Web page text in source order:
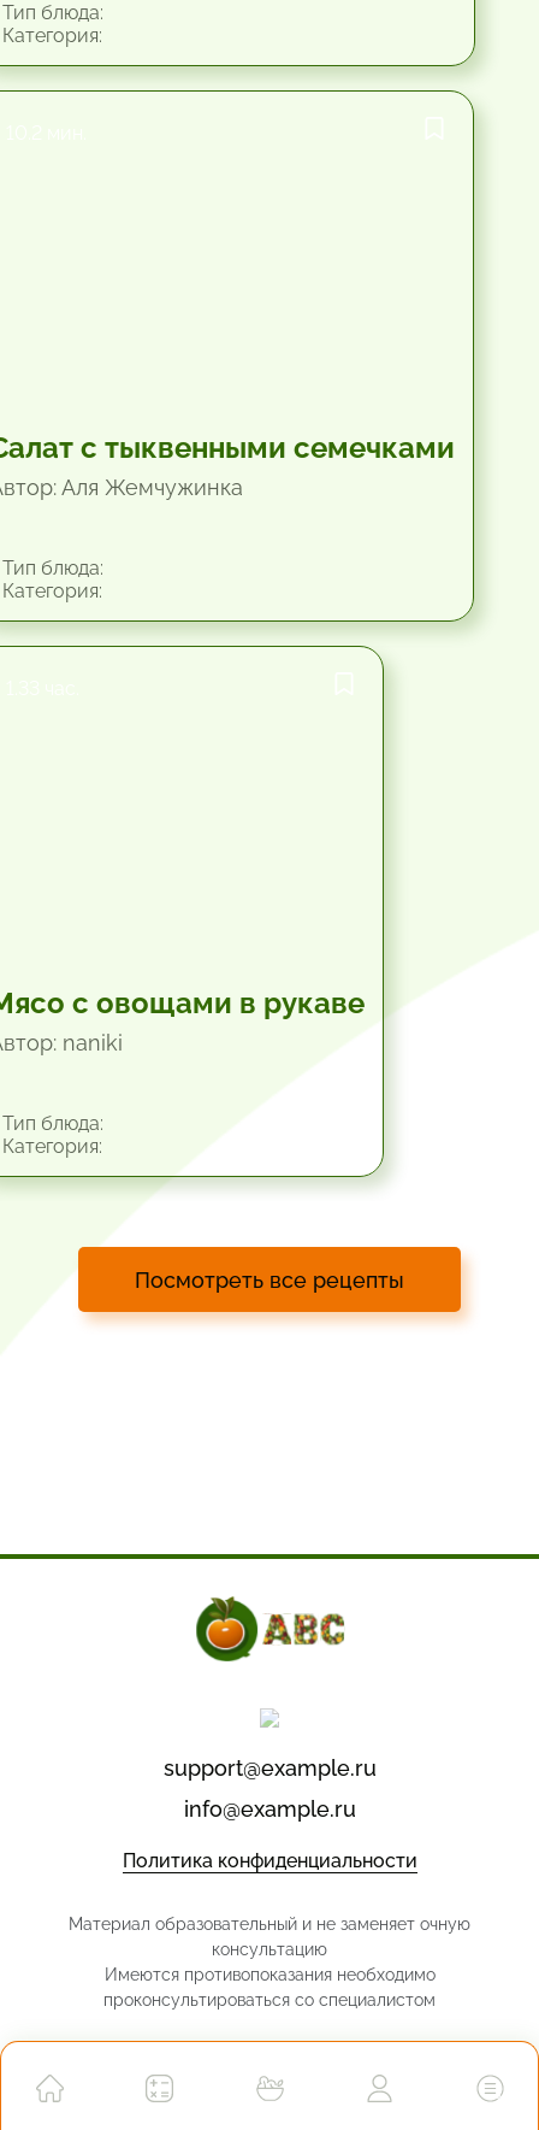
блюда:
с тыквенными семечками
Аля Жемчужинка
блюда:
с овощами в рукаве
naniki
блюда:
Посмотреть все рецепты
support@example.ru
info@example.ru
Политика конфиденциальности
Материал образовательный и не заменяет очную
консультацию
Имеются противопоказания необходимо
проконсультироваться со специалистом